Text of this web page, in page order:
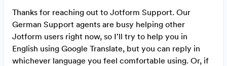
Thanks for reaching out to Jotform Support. Our
German Support agents are busy helping other
Jotform users right now, so I'll try to help you in
English using Google Translate, but you can reply in
whichever language you feel comfortable using. Or, if